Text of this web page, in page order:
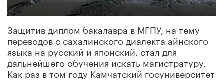
Защитив диплом бакалавра в МГПУ, на тему
переводов с сахалинского диалекта айнского
языка на русский и японский, стал для
дальнейшего обучения искать магистратуру.
Как раз в том году Камчатский госуниверситет